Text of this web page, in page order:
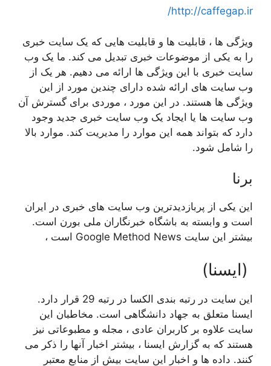
http://caffegap.ir/
ویژگی ها ، قابلیت ها و قابلیت هایی که یک سایت خبری
را به یکی از موضوعات خبری تبدیل می کند. ما یک وب
سایت خبری با این ویژگی ها ارائه می دهیم. هر یک از
وب سایت های ارائه شده دارای چندین مورد از این
ویژگی ها هستند. در این مورد ، موردی برای گسترش آن
وب سایت ها یا ایجاد یک وب سایت خبری جدید وجود
دارد که بتواند همه این موارد را مدیریت کند. موارد بالا
را شامل شود.
برنا
این یکی از پربازدیدترین وب سایت های خبری در ایران
است و وابسته به باشگاه خبرنگاران ملی بورن است.
بیشتر این سایت Google Method News است ،
(ایسنا)
این سایت در رتبه بندی الکسا در رتبه 29 قرار دارد.
ایسنا متعلق به جهاد دانشگاهی است. مخاطبان این
سایت علاوه بر کاربران عادی ، مجله و مطبوعاتی نیز
هستند که به گزارش ایسنا ، بیشتر اخبار آنها را ذکر می
کنند. داده ها و اخبار این سایت بیش از منابع معتبر